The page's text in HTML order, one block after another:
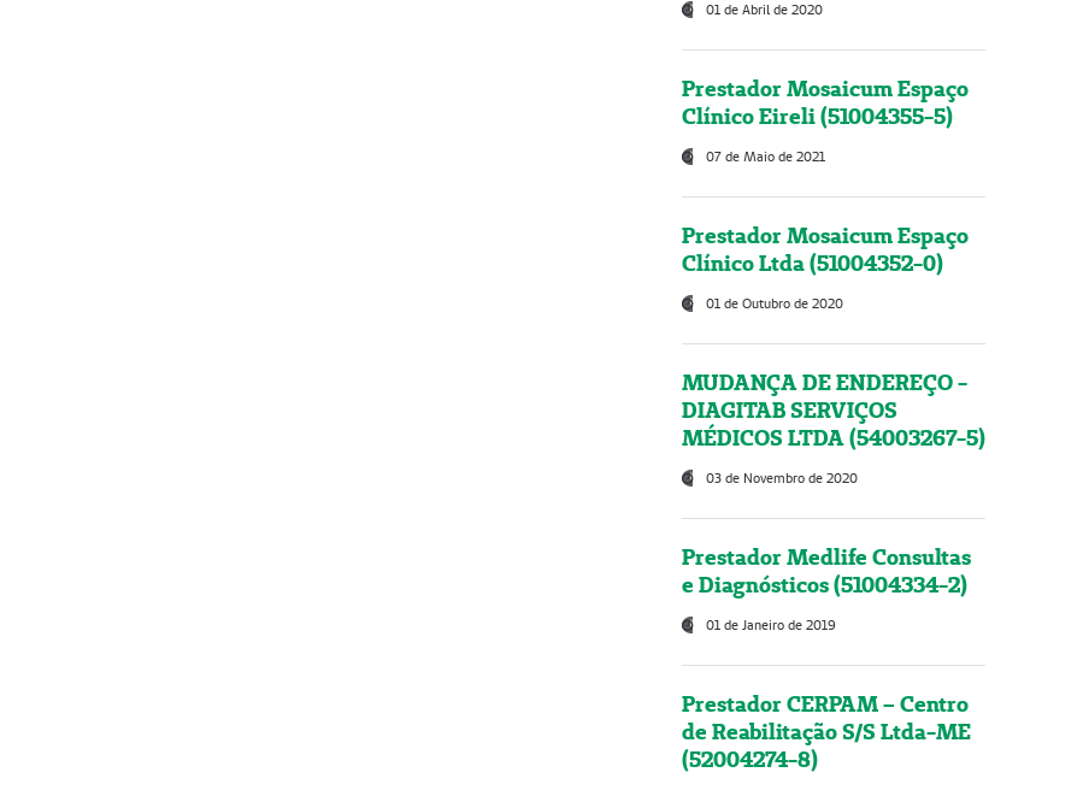
01 de Abril de 2020
Prestador Mosaicum Espaço
Clínico Eireli (51004355-5)
07 de Maio de 2021
Prestador Mosaicum Espaço
Clínico Ltda (51004352-0)
01 de Outubro de 2020
MUDANÇA DE ENDEREÇO -
DIAGITAB SERVIÇOS
MÉDICOS LTDA (54003267-5)
03 de Novembro de 2020
Prestador Medlife Consultas
e Diagnósticos (51004334-2)
01 de Janeiro de 2019
Prestador CERPAM – Centro
de Reabilitação S/S Ltda-ME
(52004274-8)